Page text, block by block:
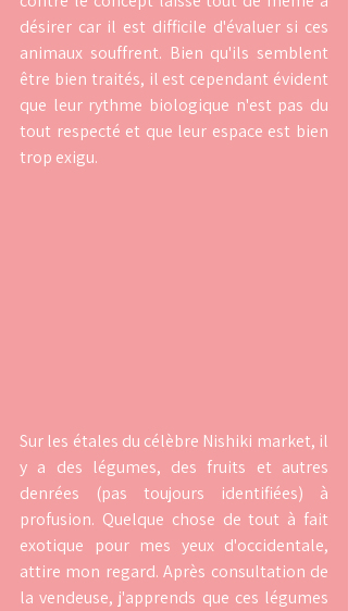
désirer car il est difficile d'évaluer si ces
animaux souffrent. Bien qu'ils semblent
être bien traités, il est cependant évident
que leur rythme biologique n'est pas du
tout respecté et que leur espace est bien
trop exigu.
Sur les étales du célèbre Nishiki market, il
y a des légumes, des fruits et autres
denrées (pas toujours identifiées) à
profusion. Quelque chose de tout à fait
exotique pour mes yeux d'occidentale,
attire mon regard. Après consultation de
la vendeuse, j'apprends que ces légumes